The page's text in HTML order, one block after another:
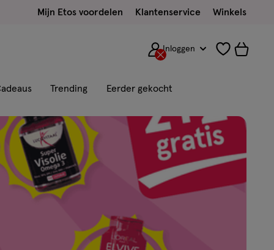
Mijn Etos voordelen Klantenservice Winkels
Inloggen
Trending Eerder gekocht